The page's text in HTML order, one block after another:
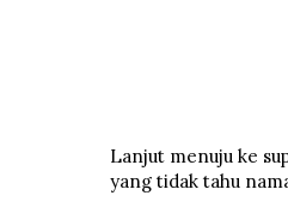
Lanjut menuju ke
yang tidak tahu